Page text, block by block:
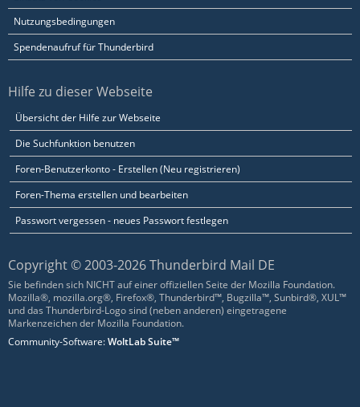
Nutzungsbedingungen
Spendenaufruf für Thunderbird
Hilfe zu dieser Webseite
Übersicht der Hilfe zur Webseite
Die Suchfunktion benutzen
Foren-Benutzerkonto - Erstellen (Neu registrieren)
Foren-Thema erstellen und bearbeiten
Passwort vergessen - neues Passwort festlegen
Copyright © 2003-2026 Thunderbird Mail DE
Sie befinden sich NICHT auf einer offiziellen Seite der Mozilla Foundation.
Mozilla®, mozilla.org®, Firefox®, Thunderbird™, Bugzilla™, Sunbird®, XUL™
und das Thunderbird-Logo sind (neben anderen) eingetragene
Markenzeichen der Mozilla Foundation.
Community-Software:WoltLab Suite™